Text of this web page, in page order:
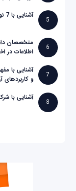
5
آشنایی با 7 نوع هوش مصنوعی پرکاربرد
6
متخصصان
اطلاعات در
7
و کاربردهای
8
آشنایی با